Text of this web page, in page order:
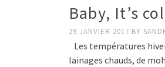
Baby, It’s
29 JANVIER 2017 BY
Les températures
lainages chauds, de